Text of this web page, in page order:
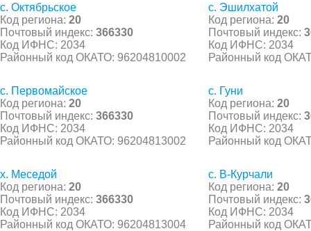
с. Октябрьское
Код региона: 20
Почтовый индекс: 366330
Код ИФНС: 2034
Районный код ОКАТО: 96204810002
с. Эшилхатой
Код региона: 20
Почтовый индекс:
Код ИФНС: 2034
Районный код
с. Первомайское
Код региона: 20
Почтовый индекс: 366330
Код ИФНС: 2034
Районный код ОКАТО: 96204813002
с. Гуни
Код региона: 20
Почтовый индекс:
Код ИФНС: 2034
Районный код
х. Меседой
Код региона: 20
Почтовый индекс: 366330
Код ИФНС: 2034
Районный код ОКАТО: 96204813004
с. В-Курчали
Код региона: 20
Почтовый индекс:
Код ИФНС: 2034
Районный код